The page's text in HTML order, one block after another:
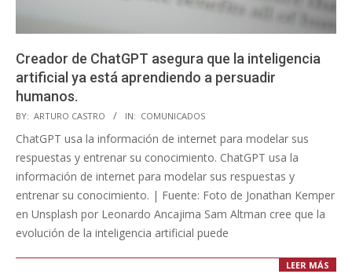
Creador de ChatGPT asegura que la inteligencia
artificial ya está aprendiendo a persuadir
humanos.
2023-
11-
BY: ARTURO CASTRO IN: COMUNICADOS
ChatGPT usa la información de internet para modelar sus
respuestas y entrenar su conocimiento. ChatGPT usa la
información de internet para modelar sus respuestas y
entrenar su conocimiento. | Fuente: Foto de Jonathan Kemper
en Unsplash por Leonardo Ancajima Sam Altman cree que la
evolución de la inteligencia artificial puede
LEER MÁS